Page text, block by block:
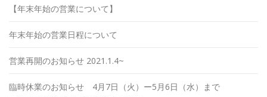
【年末年始の営業について】
年末年始の営業日程について
営業再開のお知らせ 2021.1.4~
臨時休業のお知らせ 4月7日（火）ー5月6日（水）まで